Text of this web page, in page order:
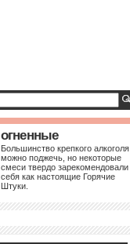
огненные
Большинство крепкого алкоголя
можно поджечь, но некоторые
смеси твердо зарекомендовали
себя как настоящие Горячие
Штуки.